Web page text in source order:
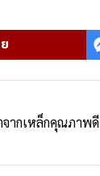
จากเหล็กคุณภาพดี